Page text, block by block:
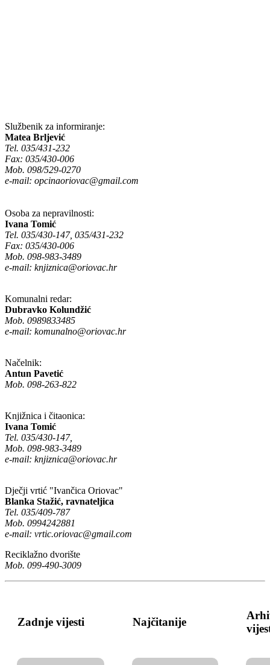
Službenik za informiranje:
Matea Brljević
Tel. 035/431-232
Fax: 035/430-006
Mob. 098/529-0270
e-mail: opcinaoriovac@gmail.com
Osoba za nepravilnosti:
Ivana Tomić
Tel. 035/430-147, 035/431-232
Fax: 035/430-006
Mob. 098-983-3489
e-mail: knjiznica@oriovac.hr
Komunalni redar:
Dubravko Kolundžić
Mob. 0989833485
e-mail: komunalno@oriovac.hr
Načelnik:
Antun Pavetić
Mob. 098-263-822
Knjižnica i čitaonica:
Ivana Tomić
Tel. 035/430-147,
Mob. 098-983-3489
e-mail: knjiznica@oriovac.hr
Dječji vrtić "Ivančica Oriovac"
Blanka Stažić, ravnateljica
Tel. 035/409-787
Mob. 0994242881
e-mail: vrtic.oriovac@gmail.com
Reciklažno dvorište
Mob. 099-490-3009
Zadnje vijesti Najčitanije